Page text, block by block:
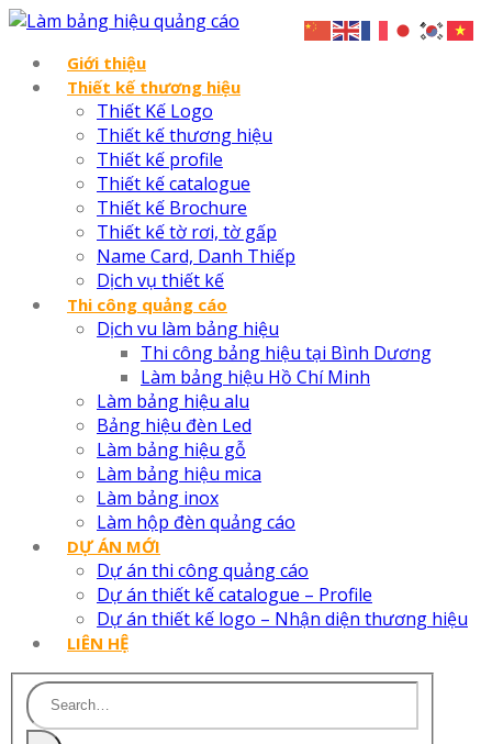
Giới thiệu
Thiết kế thương hiệu
Thiết Kế Logo
Thiết kế thương hiệu
Thiết kế profile
Thiết kế catalogue
Thiết kế Brochure
Thiết kế tờ rơi, tờ gấp
Name Card, Danh Thiếp
Dịch vụ thiết kế
Thi công quảng cáo
Dịch vu làm bảng hiệu
Thi công bảng hiệu tại Bình Dương
Làm bảng hiệu Hồ Chí Minh
Làm bảng hiệu alu
Bảng hiệu đèn Led
Làm bảng hiệu gỗ
Làm bảng hiệu mica
Làm bảng inox
Làm hộp đèn quảng cáo
DỰ ÁN MỚI
Dự án thi công quảng cáo
Dự án thiết kế catalogue – Profile
Dự án thiết kế logo – Nhận diện thương hiệu
LIÊN HỆ